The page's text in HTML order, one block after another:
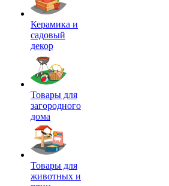
Керамика и
садовый
декор
Товары для
загородного
дома
Товары для
животных и